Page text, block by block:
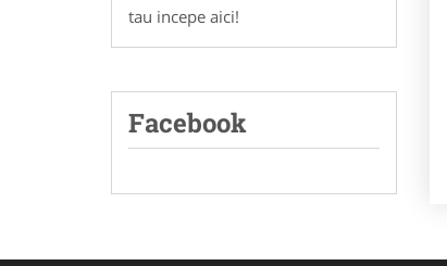
tau incepe aici!
Facebook